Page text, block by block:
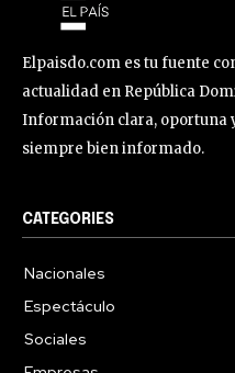
Elpaisdo.com es tu fuente
actualidad en República
Información clara, oportuna
siempre bien informado.
CATEGORIES
Nacionales
Espectáculo
Sociales